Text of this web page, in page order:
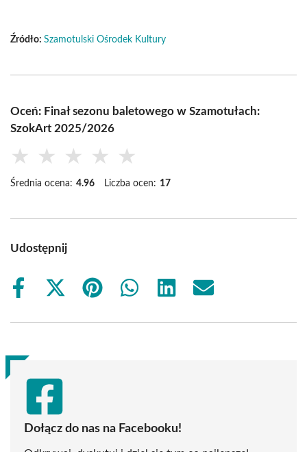
Źródło: Szamotulski Ośrodek Kultury
Oceń: Finał sezonu baletowego w Szamotułach:
SzokArt 2025/2026
★ ★ ★ ★ ★
Średnia ocena: 4.96 Liczba ocen: 17
Udostępnij
Share
Share
(Twitter)
Share
Share
Share
Share
Dołącz do nas na Facebooku!